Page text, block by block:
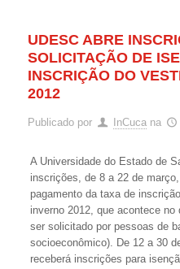
UDESC ABRE
SOLICITAÇÃO DE
INSCRIÇÃO DO
2012
Publicado por InCuca na
A Universidade do Estado de
inscrições, de 8 a 22 de
pagamento da taxa de
inverno 2012, que acontece
ser solicitado por pessoas de
socioeconômico). De 12 a 30
receberá inscrições para